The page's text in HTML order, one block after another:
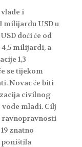
i
milijardu USD u
doći će od
milijardi, a
1,3
se tijekom
Novac će biti
civilnog
mladi. Cilj
ravnopravnosti
znatno